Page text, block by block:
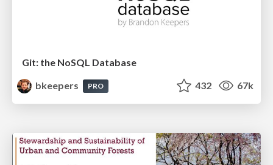
Git: the NoSQL Database
bkeepers
PRO 432 67k